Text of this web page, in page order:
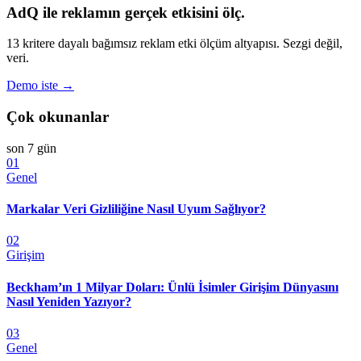
AdQ ile reklamın gerçek etkisini ölç.
13 kritere dayalı bağımsız reklam etki ölçüm altyapısı. Sezgi değil,
veri.
Demo iste →
Çok okunanlar
son 7 gün
01
Genel
Markalar Veri Gizliliğine Nasıl Uyum Sağlıyor?
02
Girişim
Beckham’ın 1 Milyar Doları: Ünlü İsimler Girişim Dünyasını
Nasıl Yeniden Yazıyor?
03
Genel